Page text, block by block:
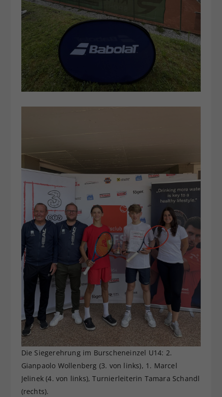
Die Siegerehrung im Burscheneinzel U14: 2.
Gianpaolo Wollenberg (3. von links), 1. Marcel
Jelinek (4. von links), Turnierleiterin Tamara Schandl
(rechts).